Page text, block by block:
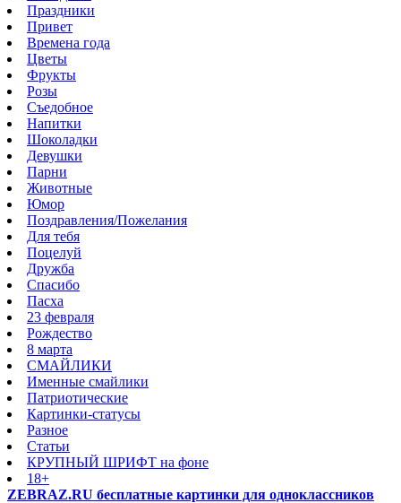
Праздники
Привет
Времена года
Цветы
Фрукты
Розы
Съедобное
Напитки
Шоколадки
Девушки
Парни
Животные
Юмор
Поздравления/Пожелания
Для тебя
Поцелуй
Дружба
Спасибо
Пасха
23 февраля
Рождество
8 марта
СМАЙЛИКИ
Именные смайлики
Патриотические
Картинки-статусы
Разное
Cтатьи
КРУПНЫЙ ШРИФТ на фоне
18+
ZEBRAZ.RU бесплатные картинки для одноклассников